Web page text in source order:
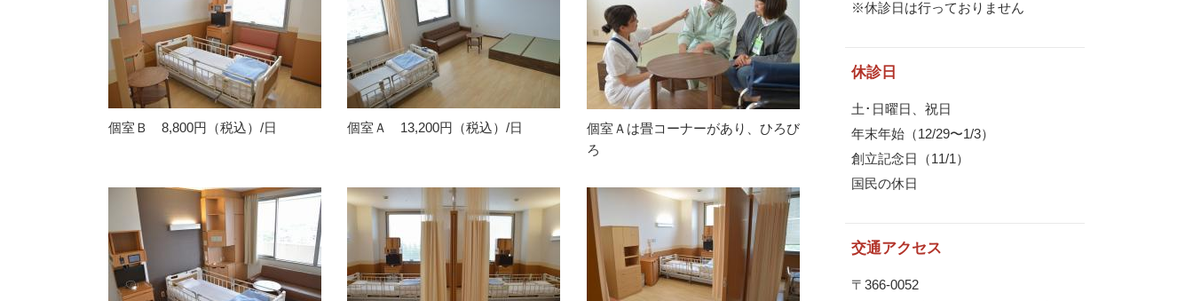
個室Ｂ 8,800円（税込）/日 個室Ａ 13,200円（税込）/日
個室Ａは畳コーナーがあり、ひろび
ろ
※休診日は行っておりません
休診日
土･日曜日、祝日
年末年始（12/29〜1/3）
創立記念日（11/1）
国民の休日
交通アクセス
〒366-0052